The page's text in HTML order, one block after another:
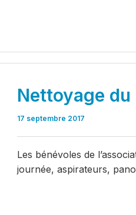
Nettoyage du
17 septembre 2017
Les bénévoles de
journée, aspirateurs,